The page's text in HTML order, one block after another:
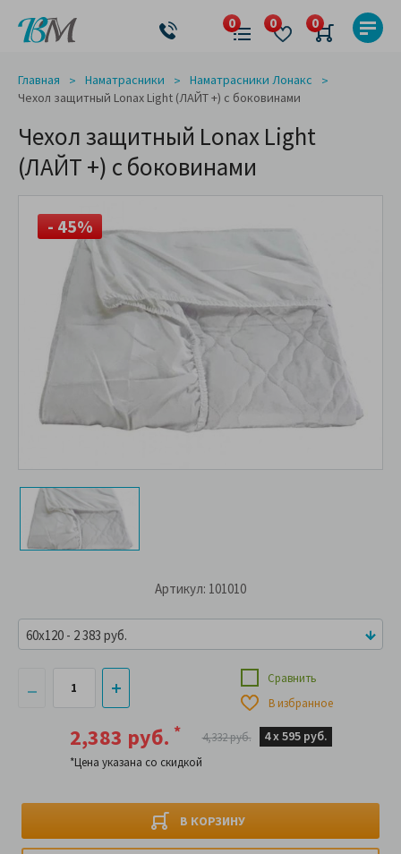
Главная Наматрасники
Наматрасники Лонакс
Чехол защитный Lonax Light (ЛАЙТ +) с боковинами
Чехол защитный Lonax Light
(ЛАЙТ +) с боковинами
- 45%
Артикул: 101010
2,383 руб. *
*Цена указана со скидкой
4,332 руб. 4 х595 руб.
В КОРЗИНУ
Сравнить
В избранное
60x120 - 2 383 руб.